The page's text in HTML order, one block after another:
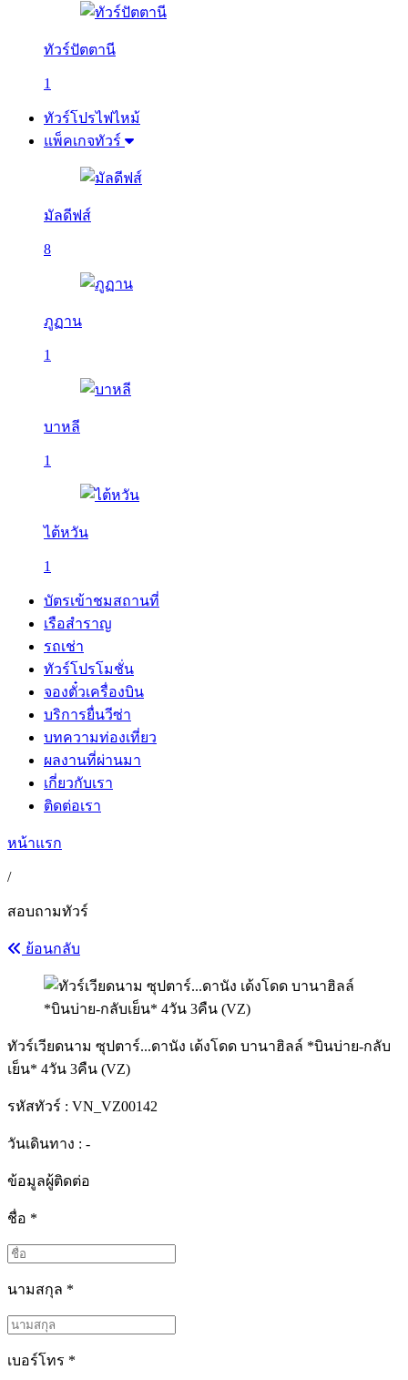
ทัวร์ปัตตานี
1
ทัวร์โปรไฟไหม้
แพ็คเกจทัวร์
มัลดีฟส์
8
ภูฏาน
1
บาหลี
1
ไต้หวัน
1
บัตรเข้าชมสถานที่
เรือสำราญ
รถเช่า
ทัวร์โปรโมชั่น
จองตั๋วเครื่องบิน
บริการยื่นวีซ่า
บทความท่องเที่ยว
ผลงานที่ผ่านมา
เกี่ยวกับเรา
ติดต่อเรา
หน้าแรก
/
สอบถามทัวร์
ย้อนกลับ
ทัวร์เวียดนาม ซุปตาร์...ดานัง เด้งโดด บานาฮิลล์ *บินบ่าย-กลับ
เย็น* 4วัน 3คืน (VZ)
รหัสทัวร์ : VN_VZ00142
วันเดินทาง : -
ข้อมูลผู้ติดต่อ
ชื่อ *
นามสกุล *
เบอร์โทร *